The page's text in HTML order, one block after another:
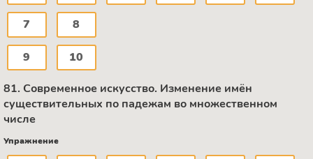
7 8
9 10
81. Современное искусство. Изменение имён
существительных по падежам во множественном
числе
Упражнение